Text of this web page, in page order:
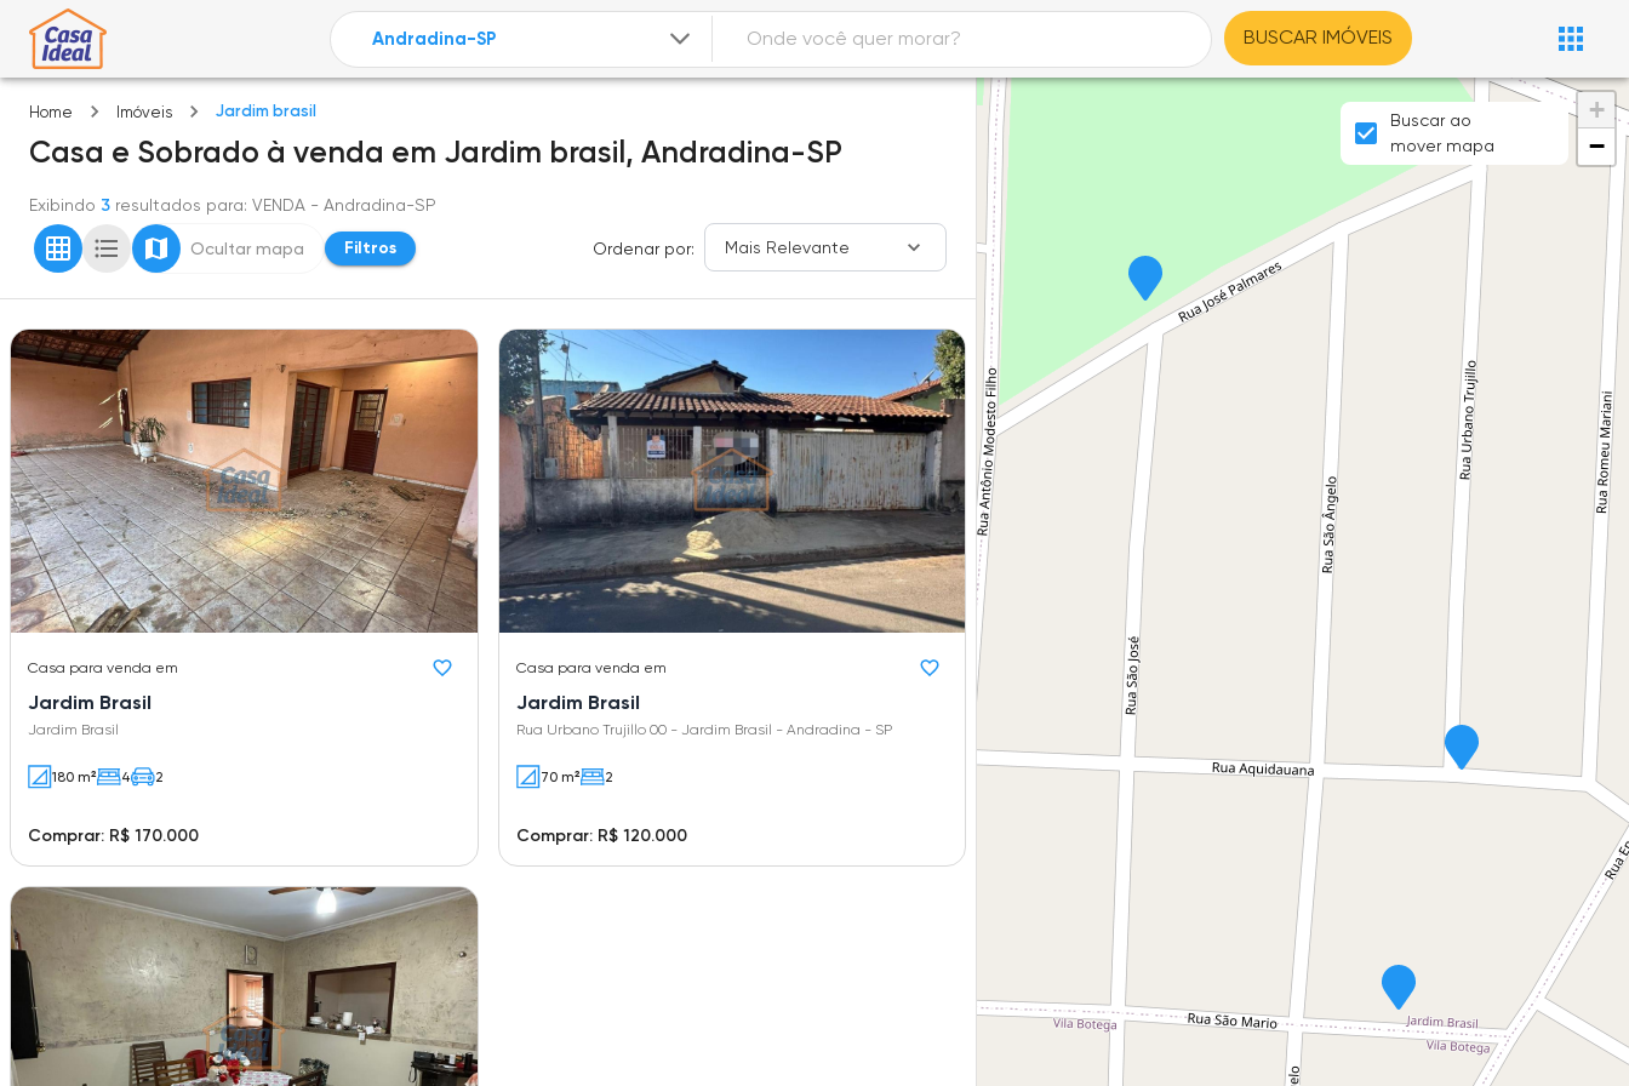
BUSCAR IMÓVEIS
Home Imóveis Jardim brasil
Casa e Sobrado à venda em Jardim brasil, Andradina-SP
Exibindo 3 resultados para: VENDA - Andradina-SP
Ocultar mapa Filtros Ordenar por: Mais Relevante
Casa para venda em
Jardim Brasil
Jardim Brasil
180 m² 4 2
Comprar: R$ 170.000
Casa para venda em
Jardim Brasil
Rua Urbano Trujillo 00 - Jardim Brasil - Andradina - SP
70 m² 2
Comprar: R$ 120.000
+
−
Buscar ao
mover mapa